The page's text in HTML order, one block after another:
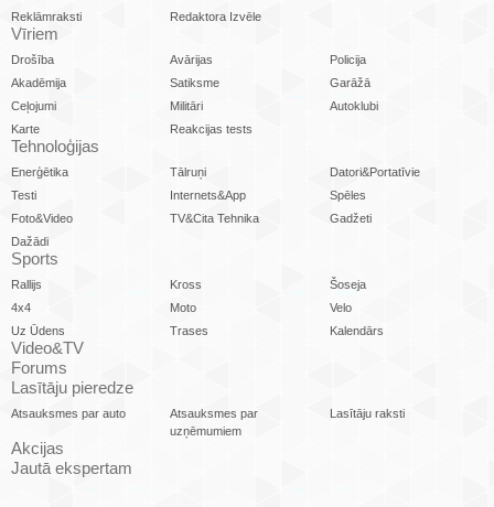
Reklāmraksti
Redaktora Izvēle
Vīriem
Drošība Avārijas
Policija
Akadēmija
Satiksme
Garāžā
Ceļojumi
Militāri
Autoklubi
Karte
Reakcijas tests
Tehnoloģijas
Enerģētika Tālruņi
Datori&Portatīvie
Testi
Internets&App
Spēles
Foto&Video
TV&Cita Tehnika
Gadžeti
Dažādi
Sports
Rallijs Kross
Šoseja
4x4
Moto
Velo
Uz Ūdens
Trases Kalendārs
Video&TV
Forums
Lasītāju pieredze
Atsauksmes par auto
Atsauksmes par
uzņēmumiem
Lasītāju raksti
Akcijas
Jautā ekspertam